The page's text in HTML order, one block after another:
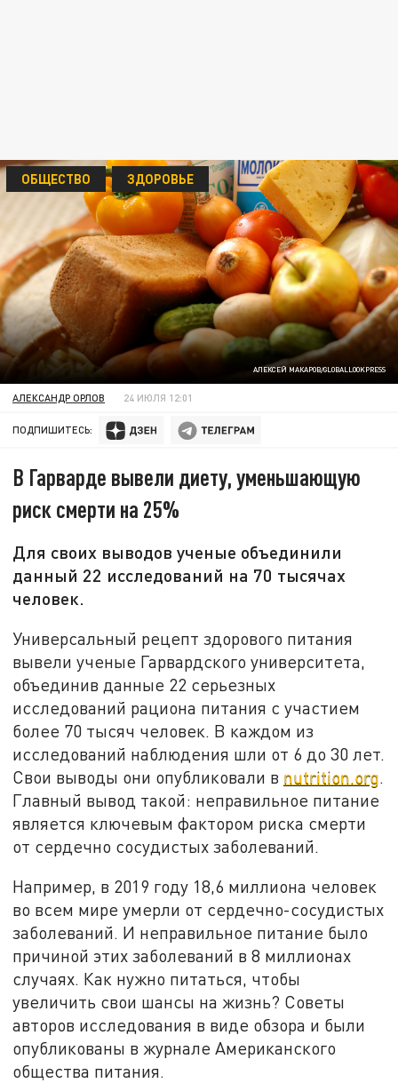
АЛЕКСЕЙ МАКАРОВ/GLOBALLOOKPRESS
ОБЩЕСТВО ЗДОРОВЬЕ
АЛЕКСАНДР ОРЛОВ 24 ИЮЛЯ 12:01
ПОДПИШИТЕСЬ:
В Гарварде вывели диету, уменьшающую
риск смерти на 25%
Для своих выводов ученые объединили
данный 22 исследований на 70 тысячах
человек.
Универсальный рецепт здорового питания
вывели ученые Гарвардского университета,
объединив данные 22 серьезных
исследований рациона питания с участием
более 70 тысяч человек. В каждом из
исследований наблюдения шли от 6 до 30 лет.
Свои выводы они опубликовали в nutrition.org.
Главный вывод такой: неправильное питание
является ключевым фактором риска смерти
от сердечно сосудистых заболеваний.
Например, в 2019 году 18,6 миллиона человек
во всем мире умерли от сердечно-сосудистых
заболеваний. И неправильное питание было
причиной этих заболеваний в 8 миллионах
случаях. Как нужно питаться, чтобы
увеличить свои шансы на жизнь? Советы
авторов исследования в виде обзора и были
опубликованы в журнале Американского
общества питания.